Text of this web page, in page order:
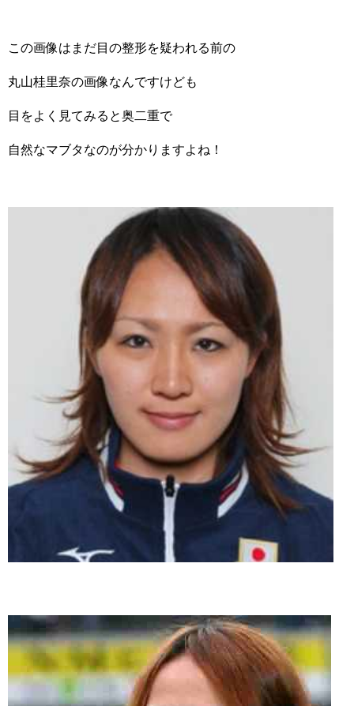
この画像はまだ目の整形を疑われる前の
丸山桂里奈の画像なんですけども
目をよく見てみると奥二重で
自然なマブタなのが分かりますよね！